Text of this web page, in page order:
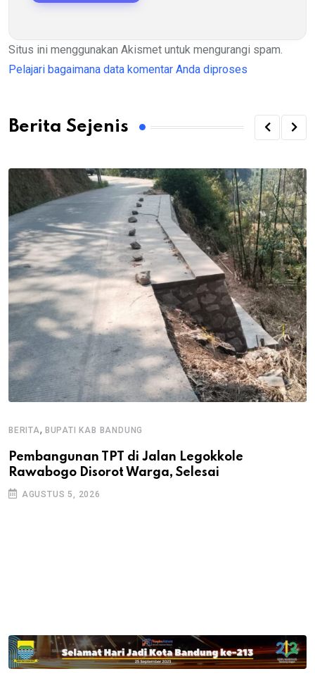
Situs ini menggunakan Akismet untuk mengurangi spam.
Pelajari bagaimana data komentar Anda diproses
Berita Sejenis
BERITA, BUPATI KAB BANDUNG
Pembangunan TPT di Jalan Legokkole
Rawabogo Disorot Warga, Selesai
AGUSTUS 5, 2026